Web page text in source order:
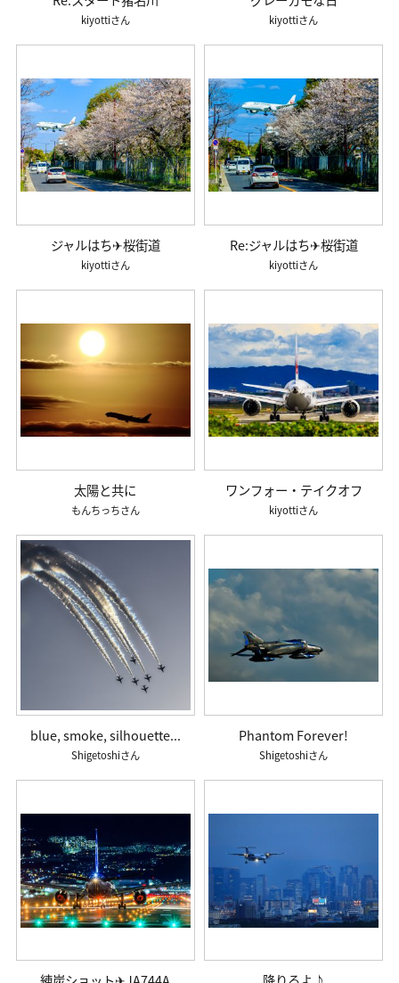
kiyotti kiyotti
ジャルはち✈桜街道
kiyotti
Re:ジャルはち✈桜街道
kiyotti
太陽と共に
もんちっち
ワンフォー・テイクオフ
kiyotti
blue, smoke, silhouette...
Shigetoshi
Phantom Forever!
Shigetoshi